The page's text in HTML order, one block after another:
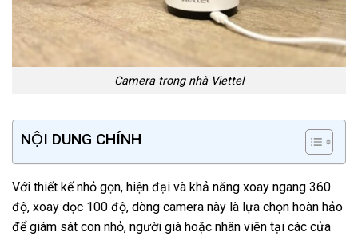
Camera trong nhà Viettel
NỘI DUNG CHÍNH
Với thiết kế nhỏ gọn, hiện đại và khả năng xoay ngang 360
độ, xoay dọc 100 độ, dòng camera này là lựa chọn hoàn hảo
để giám sát con nhỏ, người già hoặc nhân viên tại các cửa